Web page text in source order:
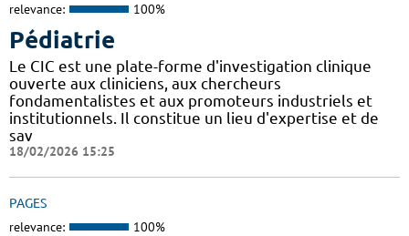
relevance: 100%
Pédiatrie
Le CIC est une plate-forme d'investigation clinique
ouverte aux cliniciens, aux chercheurs
fondamentalistes et aux promoteurs industriels et
institutionnels. Il constitue un lieu d'expertise et de
sav
18/02/2026 15:25
PAGES
relevance: 100%